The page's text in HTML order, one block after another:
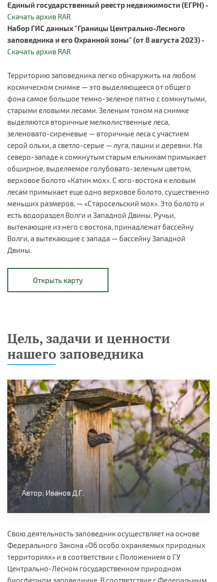
Единый государственный реестр недвижимости (ЕГРН) -
Скачать архив RAR
Набор ГИС данных "Границы Центрально-Лесного
заповедника и его Охранной зоны" (от 8 августа 2023) -
Скачать архив RAR
Территорию заповедника легко обнаружить на любом
космическом снимке — это выделяющееся от общего
фона самое большое темно-зеленое пятно с сомкнутыми,
старыми еловыми лесами. Зеленым тоном на снимке
выделяются вторичные мелколиственные леса,
зеленовато-сиреневые — вторичные леса с участием
серой ольхи, а светло-серые — луга, пашни и деревни. На
северо-западе к сомкнутым старым ельникам примыкает
обширное, выделяемое голубовато-зеленым цветом,
верховое болото «Катин мох». С юго-востока к еловым
лесам примыкает еще одно верховое болото, существенно
меньших размеров, — «Старосельский мох». Это болото и
есть водораздел Волги и Западной Двины. Ручьи,
вытекающие из него с востока, принадлежат бассейну
Волги, а вытекающие с запада — бассейну Западной
Двины.
Открыть карту
Цель, задачи и ценности
нашего заповедника
Автор: Иванов Д.Г.
Свою деятельность заповедник осуществляет на основе
Федерального Закона «Об особо охраняемых природных
территориях» и в соответствии с Положением о ГУ
Центрально-Лесном государственном природном
биосферном заповеднике. В соответствие с Федеральным